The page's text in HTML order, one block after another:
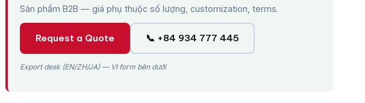
Sản phẩm B2B — giá phụ thuộc số lượng, customization, terms.
Request a Quote 📞 +84 934 777 445
Export desk (EN/ZH/JA) — VI form bên dưới